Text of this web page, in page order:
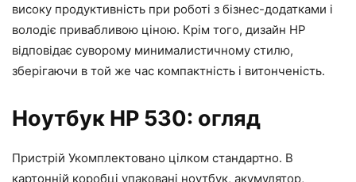
високу продуктивність при роботі з бізнес-додатками і
володіє привабливою ціною. Крім того, дизайн HP
відповідає суворому минималистичному стилю,
зберігаючи в той же час компактність і витонченість.
Ноутбук HP 530: огляд
Пристрій Укомплектовано цілком стандартно. В
картонній коробці упаковані ноутбук, акумулятор,